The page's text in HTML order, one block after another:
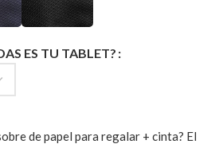
ES TU TABLET?
de papel para regalar + cinta? El